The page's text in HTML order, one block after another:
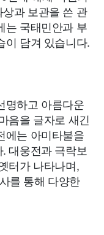
과 보관을 쓴 관
는 국태민안과 부
이 담겨 있습니다.
명하고 아름다운
음을 글자로 새긴
에는 아미타불을
대웅전과 극락보
터가 나타나며,
를 통해 다양한